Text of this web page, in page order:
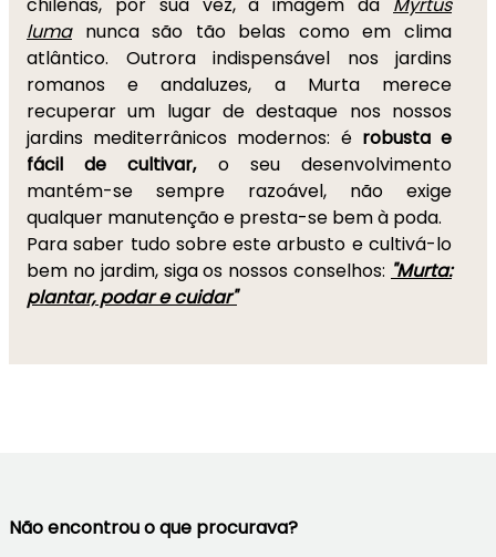
luma nunca são tão belas como em clima
atlântico. Outrora indispensável nos jardins
romanos e andaluzes, a Murta merece
recuperar um lugar de destaque nos nossos
jardins mediterrânicos modernos: é robusta e
fácil de cultivar,o seu desenvolvimento
mantém-se sempre razoável, não exige
qualquer manutenção e presta-se bem à poda.
Para saber tudo sobre este arbusto e cultivá-lo
bem no jardim, siga os nossos conselhos: "Murta:
plantar, podar e cuidar"
Não encontrou o que procurava?